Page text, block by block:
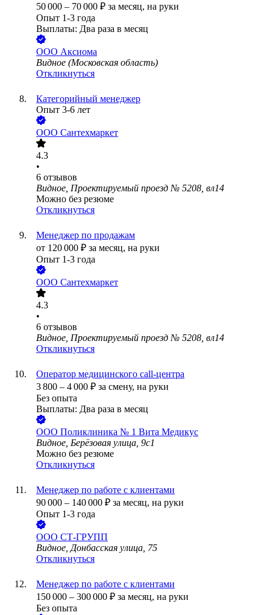
50 000 – 70 000 ₽ за месяц, на руки
Опыт 1-3 года
Выплаты: Два раза в месяц
ООО Аксиома
Видное (Московская область)
Откликнуться
Категорийный менеджер
Опыт 3-6 лет
ООО Сантехмаркет
4.3
•
6 отзывов
Видное, Проектируемый проезд № 5208, вл14
Можно без резюме
Откликнуться
Менеджер по продажам
от 120 000 ₽ за месяц, на руки
Опыт 1-3 года
ООО Сантехмаркет
4.3
•
6 отзывов
Видное, Проектируемый проезд № 5208, вл14
Откликнуться
Оператор медицинского call-центра
3 800 – 4 000 ₽ за смену, на руки
Без опыта
Выплаты: Два раза в месяц
ООО Поликлиника № 1 Вита Медикус
Видное, Берёзовая улица, 9с1
Можно без резюме
Откликнуться
Менеджер по работе с клиентами
90 000 – 140 000 ₽ за месяц, на руки
Опыт 1-3 года
ООО СТ-ГРУПП
Видное, Донбасская улица, 75
Откликнуться
Менеджер по работе с клиентами
150 000 – 300 000 ₽ за месяц, на руки
Без опыта